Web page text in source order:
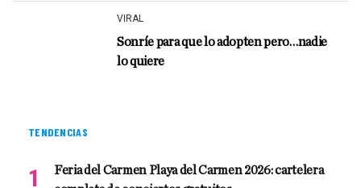
VIRAL
Sonríe para que lo adopten pero…nadie
lo quiere
TENDENCIAS
Feria del Carmen Playa del Carmen 2026: cartelera